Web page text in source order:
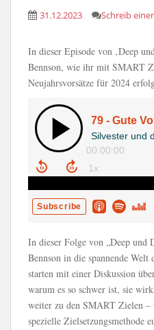
31.12.2023 Schreib
In dieser Episode von ‚Deep
Bennson, wie ihr mit SMART
Neujahrsvorsätze für 2024
In dieser Folge von „Deep und
Bennson in die spannende
starten mit einer Diskussion
warum es so schwer ist, sie
weiter zu den SMART Zielen –
spezielle Zielsetzungsmethode